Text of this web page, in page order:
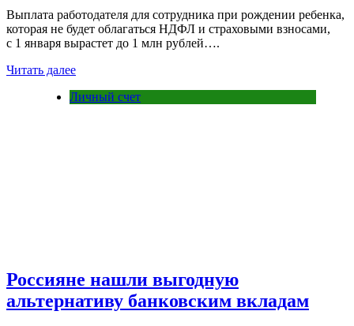
Выплата работодателя для сотрудника при рождении ребенка,
которая не будет облагаться НДФЛ и страховыми взносами,
с 1 января вырастет до 1 млн рублей….
Читать далее
Личный счет
Россияне нашли выгодную
альтернативу банковским вкладам